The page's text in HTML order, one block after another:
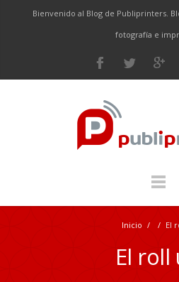
Bienvenido al Blog de Publiprinters.
fotografía e
Inicio / / El
El roll